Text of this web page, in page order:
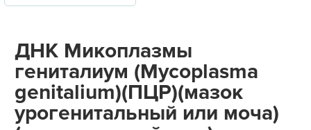
ПРАВОВАЯ ИНФОРМАЦИЯ
ДНК Микоплазмы
гениталиум (Mycoplasma
genitalium)(ПЦР)(мазок
урогенитальный или моча)